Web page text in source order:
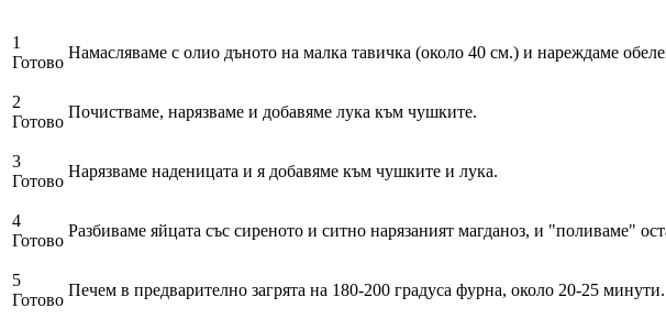
1
Готово
Намасляваме с олио дъното на малка тавичка (около 40 см.) и нареждаме
2
Готово
Почистваме, нарязваме и добавяме лука към чушките.
3
Готово
Нарязваме наденицата и я добавяме към чушките и лука.
4
Готово
Разбиваме яйцата със сиреното и ситно нарязаният магданоз, и "поливаме"
5
Готово
Печем в предварително загрята на 180-200 градуса фурна, около 20-25 минути.